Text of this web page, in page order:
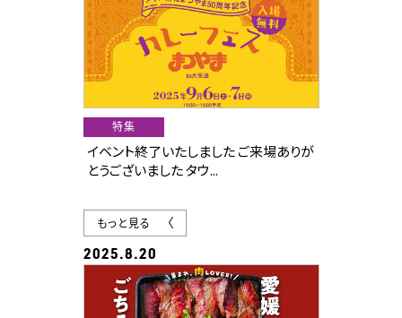
特集
イベント終了いたしました ご来場ありが
とうございました タウ...
もっと見る
2025.8.20